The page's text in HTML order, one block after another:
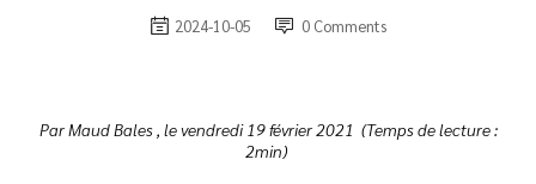
2024-10-05 0Comments
Par Maud Bales , le vendredi 19 février 2021 (Temps de lecture :
2min)